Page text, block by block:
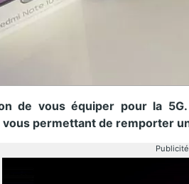
de vous équiper pour la
permettant de remporter
Publicité